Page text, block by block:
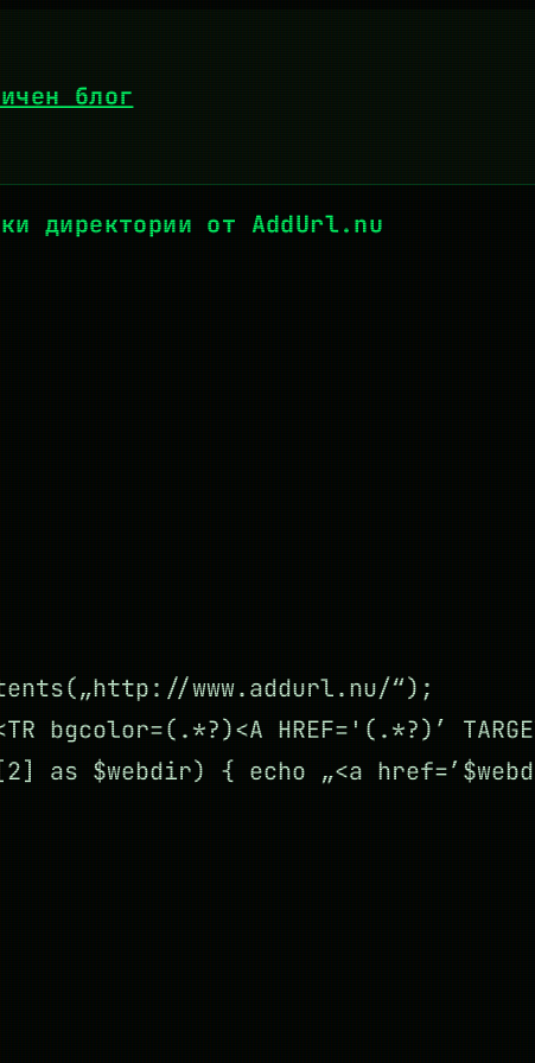
блог
директории от AddUrl.nu
www.addurl.nu/“);
bgcolor=(.*?)<A HREF='(.*?)’
as $webdir) { echo „<a